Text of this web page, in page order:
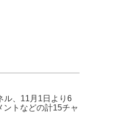
ル、11月1日より6
トなどの計15チャ